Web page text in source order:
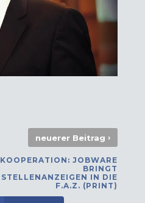
neuerer Beitrag›
KOOPERATION: JOBWARE
BRINGT
STELLENANZEIGEN IN DIE
F.A.Z. (PRINT)